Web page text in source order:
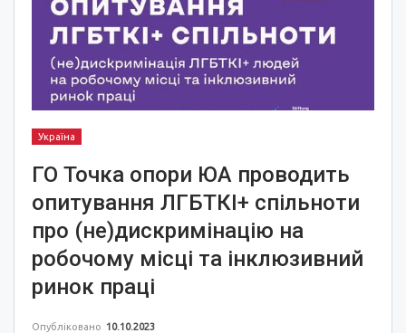
Україна
ГО Точка опори ЮА проводить
опитування ЛГБТКІ+ спільноти
про (не)дискримінацію на
робочому місці та інклюзивний
ринок праці
Опубліковано 10.10.2023